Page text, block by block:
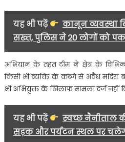
यह भी पढ़ें
कानून व्यवस्था
सख्त, पुलिस ने 20 लोगों को
अभियान के तहत टीम ने क्षेत्र के
किसी भी व्यक्ति के कब्जे से अवैध मदिरा
भी अभियुक्त के खिलाफ मामला दर्ज नहीं
यह भी पढ़ें
स्वच्छ नैनीताल
सड़क और पर्यटन स्थल पर